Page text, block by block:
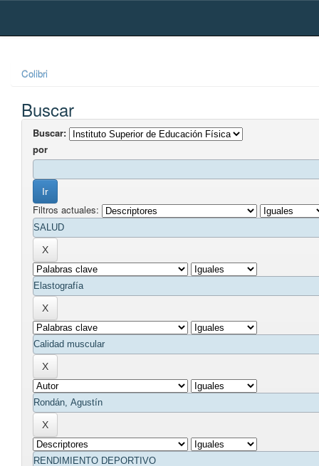
Skip
Colibri
Buscar
Buscar:
por
Filtros actuales: